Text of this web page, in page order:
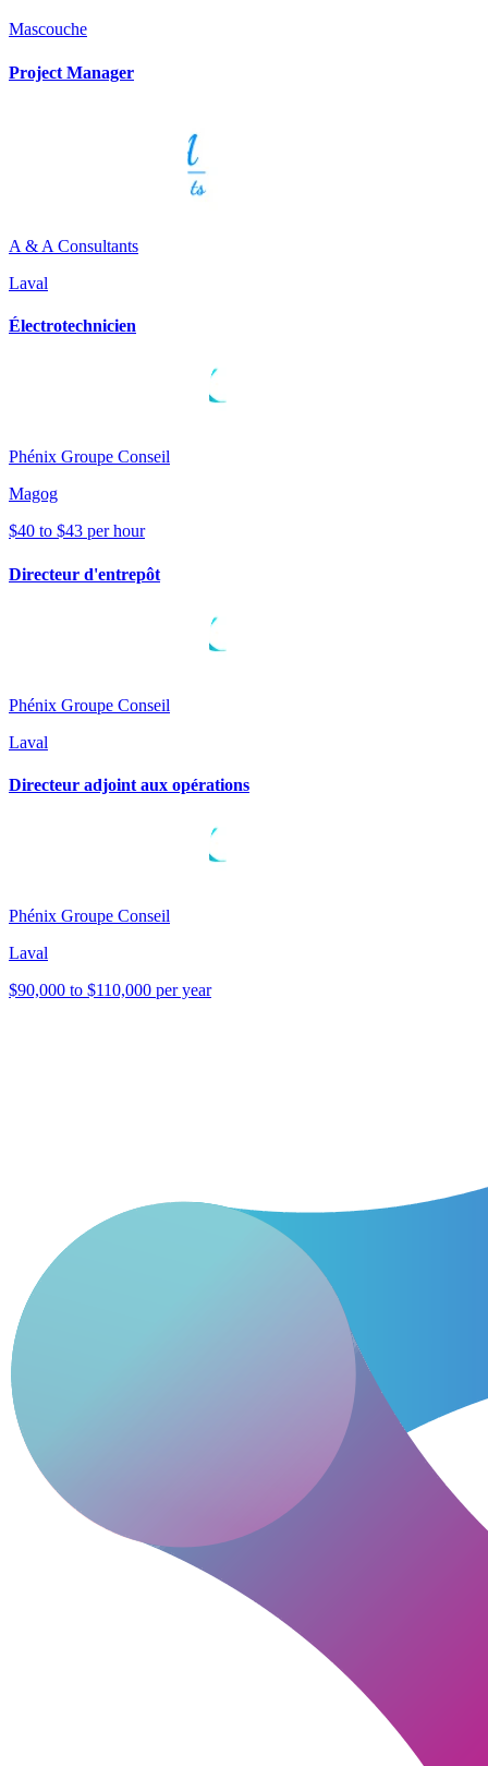
Mascouche
Project Manager
A & A Consultants
Laval
Électrotechnicien
Phénix Groupe Conseil
Magog
$40 to $43 per hour
Directeur d'entrepôt
Phénix Groupe Conseil
Laval
Directeur adjoint aux opérations
Phénix Groupe Conseil
Laval
$90,000 to $110,000 per year